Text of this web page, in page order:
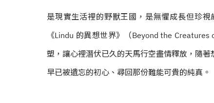
是現實生活裡的野獸王國，是無懼成長但珍
《Lindu 的異想世界》（Beyond the
塑，讓心裡潛伏已久的天馬行空盡情釋放，隨
早已被遺忘的初心、尋回那份難能可貴的純真。